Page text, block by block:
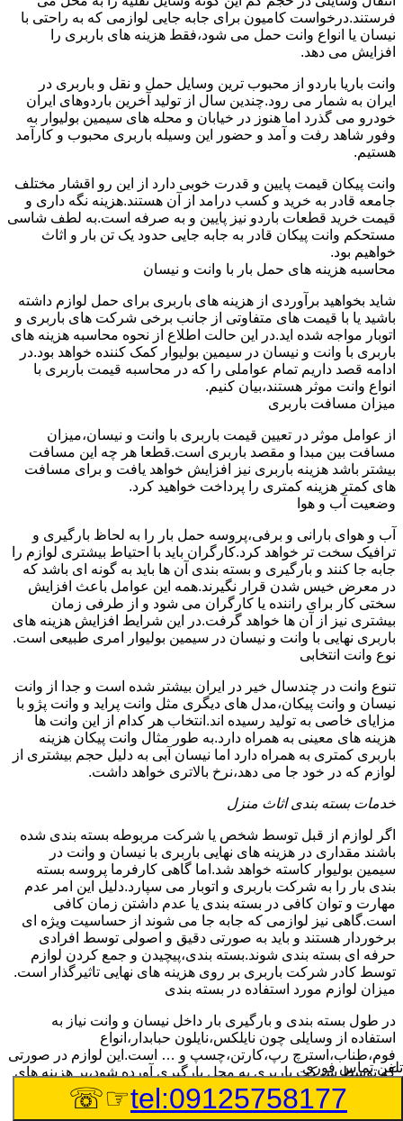
فرستند.درخواست کامیون برای جابه جایی لوازمی که به راحتی با
نیسان یا انواع وانت حمل می شود،فقط هزینه های باربری را
افزایش می دهد.
وانت باریا باردو از محبوب ترین وسایل حمل و نقل و باربری در
ایران به شمار می رود.چندین سال از تولید آخرین باردوهای ایران
خودرو می گذرد اما هنوز در خیابان و محله های سیمین بولیوار به
وفور شاهد رفت و آمد و حضور این وسیله باربری محبوب و کارآمد
هستیم.
وانت پیکان قیمت پایین و قدرت خوبی دارد از این رو اقشار مختلف
جامعه قادر به خرید و کسب درامد از آن هستند.هزینه نگه داری و
قیمت خرید قطعات باردو نیز پایین و به صرفه است.به لطف شاسی
مستحکم وانت پیکان قادر به جابه جایی حدود یک تن بار و اثاث
خواهیم بود.
محاسبه هزینه های حمل بار با وانت و نیسان
شاید بخواهید برآوردی از هزینه های باربری برای حمل لوازم داشته
باشید یا با قیمت های متفاوتی از جانب برخی شرکت های باربری و
اتوبار مواجه شده اید.در این حالت اطلاع از نحوه محاسبه هزینه های
باربری با وانت و نیسان در سیمین بولیوار کمک کننده خواهد بود.در
ادامه قصد داریم تمام عواملی را که در محاسبه قیمت باربری با
انواع وانت موثر هستند،بیان کنیم.
میزان مسافت باربری
از عوامل موثر در تعیین قیمت باربری با وانت و نیسان،میزان
مسافت بین مبدا و مقصد باربری است.قطعا هر چه این مسافت
بیشتر باشد هزینه باربری نیز افزایش خواهد یافت و برای مسافت
های کمتر هزینه کمتری را پرداخت خواهید کرد.
وضعیت آب و هوا
آب و هوای بارانی و برفی،پروسه حمل بار را به لحاظ بارگیری و
ترافیک سخت تر خواهد کرد.کارگران باید با احتیاط بیشتری لوازم را
جابه جا کنند و بارگیری و بسته بندی آن ها باید به گونه ای باشد که
در معرض خیس شدن قرار نگیرند.همه این عوامل باعث افزایش
سختی کار برای راننده یا کارگران می شود و از طرفی زمان
بیشتری نیز از آن ها خواهد گرفت.در این شرایط افزایش هزینه های
باربری نهایی با وانت و نیسان در سیمین بولیوار امری طبیعی است.
نوع وانت انتخابی
تنوع وانت در چندسال خیر در ایران بیشتر شده است و جدا از وانت
نیسان و وانت پیکان،مدل های دیگری مثل وانت پراید و وانت پژو با
مزایای خاصی به تولید رسیده اند.انتخاب هر کدام از این وانت ها
هزینه های معینی به همراه دارد.به طور مثال وانت پیکان هزینه
باربری کمتری به همراه دارد اما نیسان آبی به دلیل حجم بیشتری از
لوازم که در خود جا می دهد،نرخ بالاتری خواهد داشت.
خدمات بسته بندی اثاث منزل
اگر لوازم از قبل توسط شخص یا شرکت مربوطه بسته بندی شده
باشند مقداری در هزینه های نهایی باربری با نیسان و وانت در
سیمین بولیوار کاسته خواهد شد.اما گاهی کارفرما پروسه بسته
بندی بار را به شرکت باربری و اتوبار می سپارد.دلیل این امر عدم
مهارت و توان کافی در بسته بندی یا عدم داشتن زمان کافی
است.گاهی نیز لوازمی که جابه جا می شوند از حساسیت ویژه ای
برخوردار هستند و باید به صورتی دقیق و اصولی توسط افرادی
حرفه ای بسته بندی شوند.بسته بندی،پیچیدن و جمع کردن لوازم
توسط کادر شرکت باربری بر روی هزینه های نهایی تاثیرگذار است.
میزان لوازم مورد استفاده در بسته بندی
در طول بسته بندی و بارگیری بار داخل نیسان و وانت نیاز به
استفاده از وسایلی چون نایلکس،نایلون حبابدار،انواع
فوم،طناب،استرچ رپ،کارتن،چسپ و … است.این لوازم در صورتی
که توسط شرکت باربری به محل بارگیری آورده شود،بر هزینه های
نهایی می افزاید.
چیدمان بار و اثاث
تلفن تماس فوری
tel:09125758177
☞☏